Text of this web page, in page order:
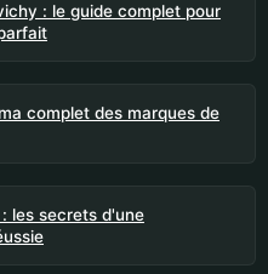
: le guide complet pour
complet des marques de
les secrets d'une